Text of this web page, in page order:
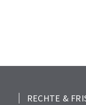
RECHTE &